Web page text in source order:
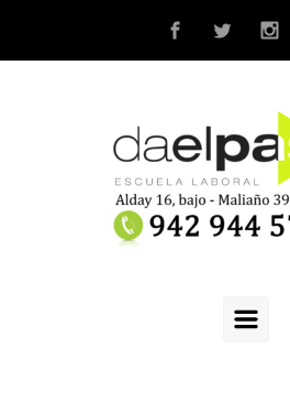
Saltar al contenido principal